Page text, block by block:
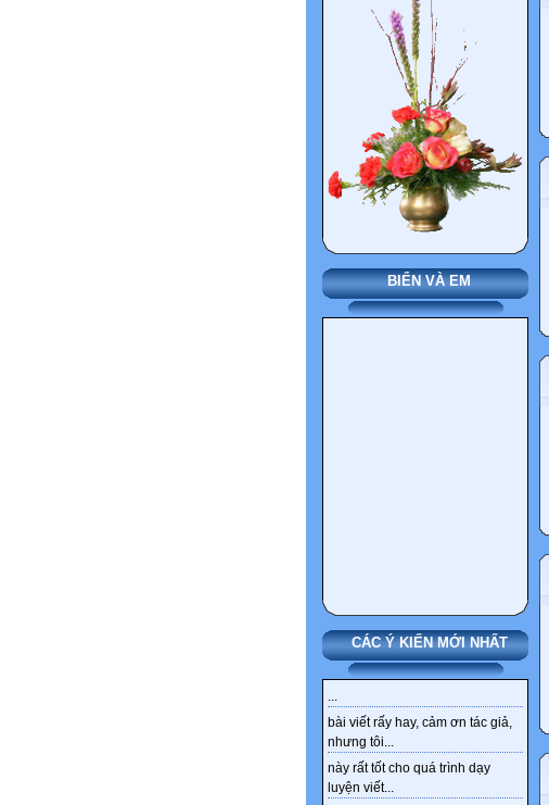
BIỂN VÀ EM
CÁC Ý KIẾN MỚI NHẤT
...
bài viết rấy hay, cảm ơn tác giả,
nhưng tôi...
này rất tốt cho quá trình dạy
luyện viết...